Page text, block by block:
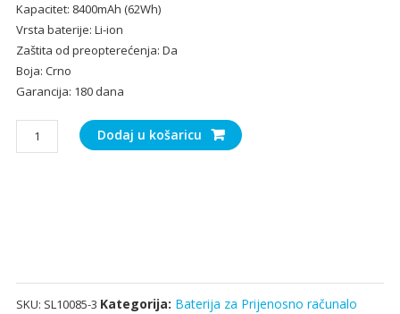
Kapacitet: 8400mAh (62Wh)
Vrsta baterije: Li-ion
Zaštita od preopterećenja: Da
Boja: Crno
Garancija: 180 dana
Baterija
za
Dodaj u košaricu
SKU: SL10085-3 Kategorija: Baterija za Prijenosno računalo